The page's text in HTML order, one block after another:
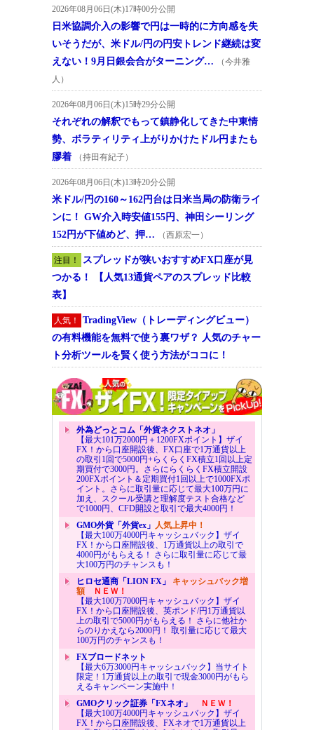
2026年08月06日(木)17時00分公開
日米協調介入の影響で円は一時的に方向感を失
いそうだが、米ドル/円の円安トレンド継続は変
えない！9月日銀会合がターニング…
（今井雅
人）
2026年08月06日(木)15時29分公開
それぞれの解釈でもって鎮静化してきた中東情
勢、ボラティリティ上がりかけたドル円またも
膠着
（持田有紀子）
2026年08月06日(木)13時20分公開
米ドル/円の160～162円台は日米当局の防衛ライ
ンに！ GW介入時安値155円、神田シーリング
152円が下値めど、押…
（西原宏一）
注目！
スプレッドが狭いおすすめFX口座が見
つかる！ 【人気13通貨ペアのスプレッド比較
表】
人気！
TradingView（トレーディングビュー）
の有料機能を無料で使う裏ワザ？ 人気のチャー
ト分析ツールを賢く使う方法がココに！
外為どっとコム「外貨ネクストネオ」
【最大101万2000円＋1200FXポイント】ザイ
FX！から口座開設後、FX口座で1万通貨以上
の取引1回で5000円+らくらくFX積立1回以上定
期買付で3000円。さらにらくらくFX積立開設
200FXポイント＆定期買付1回以上で1000FXポ
イント。さらに取引量に応じて最大100万円に
加え、スクール受講と理解度テスト合格など
で1000円、CFD開設と取引で最大4000円！
GMO外貨「外貨ex」 人気上昇中！
【最大100万4000円キャッシュバック】ザイ
FX！から口座開設後、1万通貨以上の取引で
4000円がもらえる！ さらに取引量に応じて最
大100万円のチャンスも！
ヒロセ通商「LION FX」 キャッシュバック増
額ＮＥＷ！
【最大100万7000円キャッシュバック】ザイ
FX！から口座開設後、英ポンド/円1万通貨以
上の取引で5000円がもらえる！ さらに他社か
らのりかえなら2000円！ 取引量に応じて最大
100万円のチャンスも！
FXブロードネット
【最大6万3000円キャッシュバック】当サイト
限定！1万通貨以上の取引で現金3000円がもら
えるキャンペーン実施中！
GMOクリック証券「FXネオ」
ＮＥＷ！
【最大100万4000円キャッシュバック】ザイ
FX！から口座開設後、FXネオで1万通貨以上